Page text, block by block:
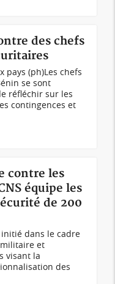
des chefs
pays (ph)Les chefs
se sont
réfléchir sur les
contingences et
contre les
équipe les
de 200
dans le cadre
et
visant la
des